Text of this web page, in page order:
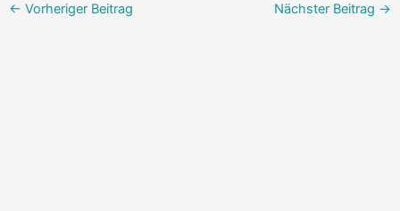
← Vorheriger Beitrag Nächster Beitrag →